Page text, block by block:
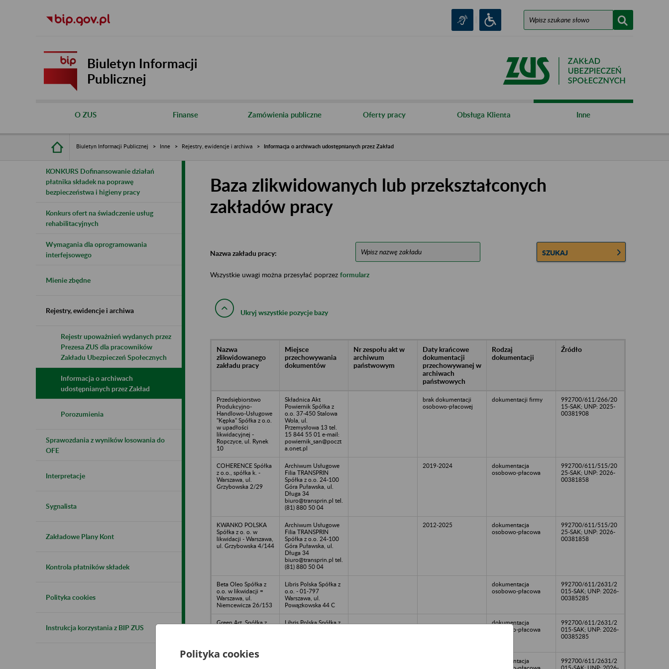
Biuletyn Informacji
Publicznej
O ZUS Finanse Zamówienia publiczne Oferty pracy Obsługa Klienta Inne
Biuletyn Informacji Publicznej Inne Rejestry, ewidencje i archiwa Informacja o archiwach udostępnianych przez Zakład
KONKURS Dofinansowanie działań
płatnika składek na poprawę
bezpieczeństwa i higieny pracy
Konkurs ofert na świadczenie usług
rehabilitacyjnych
Wymagania dla oprogramowania
interfejsowego
Mienie zbędne
Rejestry, ewidencje i archiwa
Rejestr upoważnień wydanych przez
Prezesa ZUS dla pracowników
Zakładu Ubezpieczeń Społecznych
Informacja o archiwach
udostępnianych przez Zakład
Porozumienia
Sprawozdania z wyników losowania do
OFE
Interpretacje
Sygnalista
Zakładowe Plany Kont
Kontrola płatników składek
Polityka cookies
Instrukcja korzystania z BIP ZUS
Baza zlikwidowanych lub przekształconych
zakładów pracy
Nazwa zakładu pracy: SZUKAJ
Wszystkie uwagi można przesyłać poprzez formularz
Ukryj wszystkie pozycje bazy
Nazwa
zlikwidowanego
zakładu pracy
Miejsce
przechowywania
dokumentów
Nr zespołu akt w
archiwum
państwowym
Daty krańcowe
dokumentacji
przechowywanej w
archiwach
państwowych
Rodzaj
dokumentacji
Źródło
Przedsiębiorstwo
Produkcyjno-
Handlowo-Usługowe
"Kępka" Spółka z o.o.
w upadłości
likwidacyjnej -
Ropczyce, ul. Rynek
10
Składnica Akt
Powiernik Spółka z
o.o. 37-450 Stalowa
Wola, ul.
Przemysłowa 13 tel.
15 844 55 01 e-mail:
powiernik_san@poczt
a.onet.pl
brak dokumentacji
osobowo-płacowej
dokumentacji firmy
992700/611/266/20
15-SAK; UNP: 2025-
00381908
COHERENCE Spółka
z o.o., spółka k. -
Warszawa, ul.
Grzybowska 2/29
Archiwum Usługowe
Filia TRANSPRIN
Spółka z o.o. 24-100
Góra Puławska, ul.
Długa 34
biuro@transprin.pl tel.
(81) 880 50 04
2019-2024
dokumentacja
osobowo-płacowa
992700/611/515/20
25-SAK; UNP: 2026-
00381858
KWANKO POLSKA
Spółka z o. o. w
likwidacji - Warszawa,
ul. Grzybowska 4/144
Archiwum Usługowe
Filia TRANSPRIN
Spółka z o.o. 24-100
Góra Puławska, ul.
Długa 34
biuro@transprin.pl tel.
(81) 880 50 04
2012-2025
dokumentacja
osobowo-płacowa
992700/611/515/20
25-SAK; UNP: 2026-
00381858
Beta Oleo Spółka z
o.o. w likwidacji =
Warszawa, ul.
Niemcewicza 26/153
Libris Polska Spółka z
o.o. - 01-797
Warszawa, ul.
Powązkowska 44 C
dokumentacja
osobowo-płacowa
992700/611/2631/2
015-SAK; UNP: 2026-
00385285
Green Art. Spółka z
Libris Polska Spółka z
dokumentacja
osobowo-płacowa
992700/611/2631/2
015-SAK; UNP: 2026-
00385285
dokumentacja
992700/611/2631/2
Polityka cookies